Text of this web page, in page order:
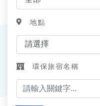
地點
環保旅宿名稱